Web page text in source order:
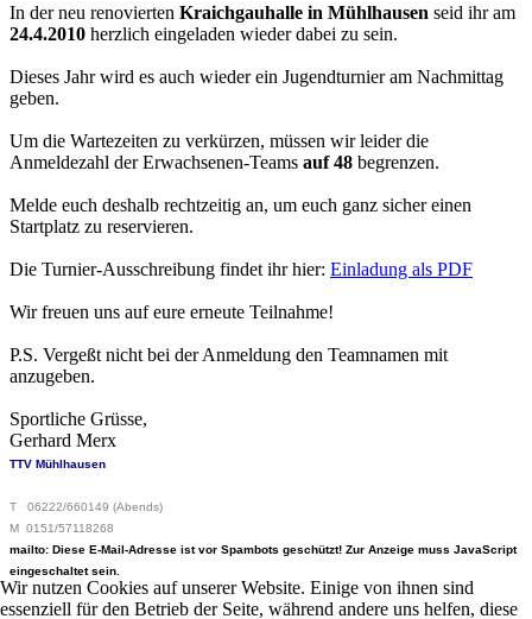
In der neu renovierten Kraichgauhalle in Mühlhausen seid ihr am
24.4.2010 herzlich eingeladen wieder dabei zu sein.
Dieses Jahr wird es auch wieder ein Jugendturnier am Nachmittag
geben.
Um die Wartezeiten zu verkürzen, müssen wir leider die
Anmeldezahl der Erwachsenen-Teams auf 48 begrenzen.
Melde euch deshalb rechtzeitig an, um euch ganz sicher einen
Startplatz zu reservieren.
Die Turnier-Ausschreibung findet ihr hier: Einladung als PDF
Wir freuen uns auf eure erneute Teilnahme!
P.S. Vergeßt nicht bei der Anmeldung den Teamnamen mit
anzugeben.
Sportliche Grüsse,
Gerhard Merx
TTV Mühlhausen
T 06222/660149 (Abends)
M 0151/57118268
mailto: Diese E-Mail-Adresse ist vor Spambots geschützt! Zur Anzeige muss JavaScript
eingeschaltet sein.
Wir nutzen Cookies auf unserer Website. Einige von ihnen sind
essenziell für den Betrieb der Seite, während andere uns helfen, diese